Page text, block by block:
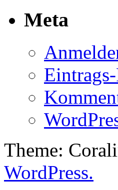
Meta
Theme:
WordPress.